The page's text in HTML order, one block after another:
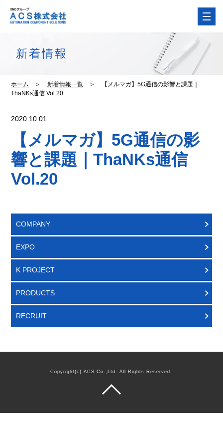
新着情報
ホーム ＞ 新着情報一覧 ＞
【メルマガ】5G通信の影響と課題｜
ThaNKs通信 Vol.20
2020.10.01
【メルマガ】5G通信の影
響と課題｜ThaNKs通信
Vol.20
COMPANY
EXPO
K PROJECT
PRODUCTS
RECRUIT
Copyright(c) ACS Co.,Ltd. All Rights Reserved.